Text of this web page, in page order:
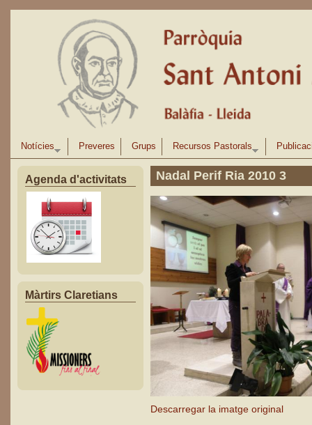
Notícies Preveres Grups Recursos Pastorals
Agenda d'activitats
Màrtirs Claretians
Nadal Perif Ria 2010 3
Descarregar la imatge original